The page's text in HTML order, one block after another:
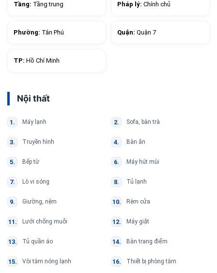
Tầng: Tầng trung Pháp lý: Chính chủ
Phường: Tân Phú Quận: Quận 7
TP: Hồ Chí Minh
Nội thất
Máy lạnh Sofa, bàn trà
Truyền hình Bàn ăn
Bếp từ Máy hút mùi
Lò vi sóng Tủ lạnh
Giường, nệm Rèm cửa
Lưới chống muỗi Máy giặt
Tủ quần áo Bàn trang điểm
Vòi tắm nóng lạnh Thiết bị phòng tắm